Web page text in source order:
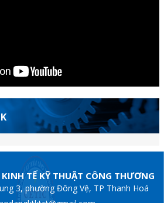
TẾ KỸ THUẬT CÔNG THƯƠNG
3, phường Đông Vệ, TP Thanh Hoá
grandpashabet